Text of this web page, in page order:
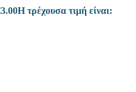
3.00Η τρέχουσα τιμή είναι: